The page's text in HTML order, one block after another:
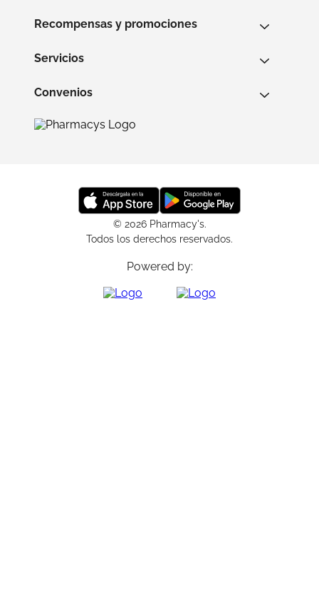
Recompensas y promociones
Servicios
Convenios
© 2026 Pharmacy's.
Todos los derechos reservados.
Powered by: